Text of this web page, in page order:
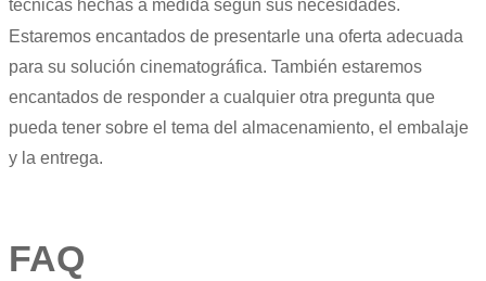
técnicas hechas a medida según sus necesidades.
Estaremos encantados de presentarle una oferta adecuada
para su solución cinematográfica. También estaremos
encantados de responder a cualquier otra pregunta que
pueda tener sobre el tema del almacenamiento, el embalaje
y la entrega.
FAQ